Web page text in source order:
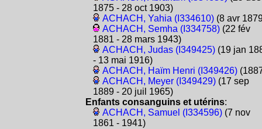
1875 - 28 oct 1903)
ACHACH, Yahia (I334610)(8 avr
ACHACH, Semha (I334758)(22 fév
1881 - 28 mars 1943)
ACHACH, Judas (I349425)(19 jan
- 13 mai 1916)
ACHACH, Haïm Henri (I349426)
ACHACH, Meyer (I349429)(17 sep
1889 - 20 juil 1965)
Enfants consanguins et utérins:
ACHACH, Samuel (I334596)(7 nov
1861 - 1941)